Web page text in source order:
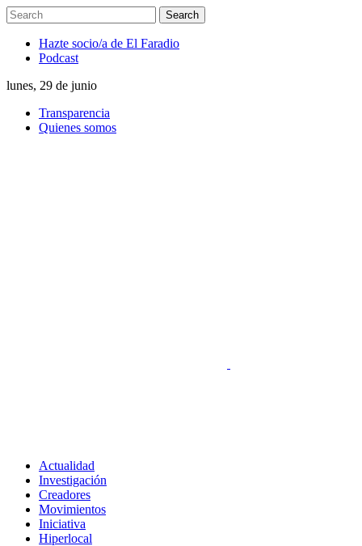
Hazte socio/a de El Faradio
Podcast
lunes, 29 de junio
Transparencia
Quienes somos
Actualidad
Investigación
Creadores
Movimientos
Iniciativa
Hiperlocal